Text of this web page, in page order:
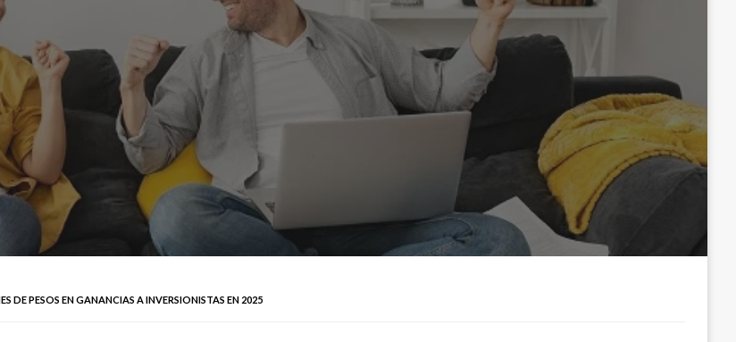
DE PESOS EN GANANCIAS A INVERSIONISTAS EN 2025